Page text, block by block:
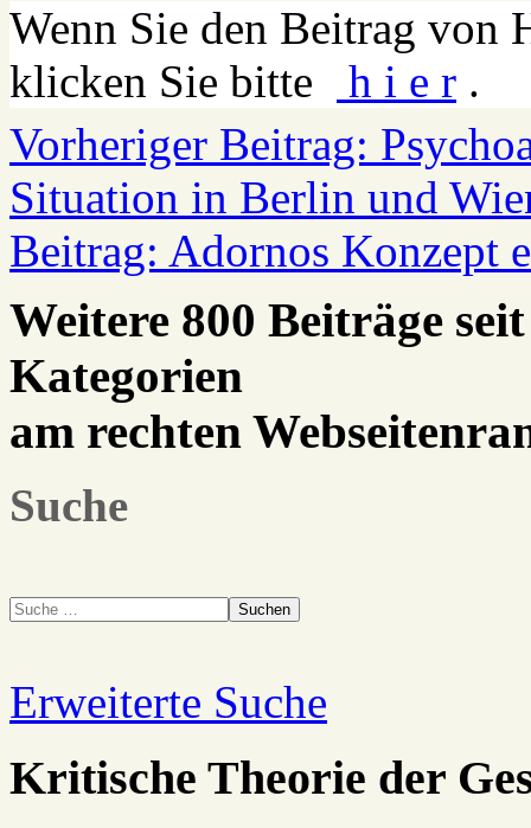
Wenn Sie den Beitrag von
klicken Sie bitte
h i e r .
Vorheriger Beitrag:
Situation in Berlin und
Beitrag: Adornos Konzept
Weitere 800 Beiträge
Kategorien
am rechten
Suche
Suchen
Erweiterte Suche
Kritische Theorie der